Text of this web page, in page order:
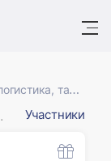
таможня
Участники